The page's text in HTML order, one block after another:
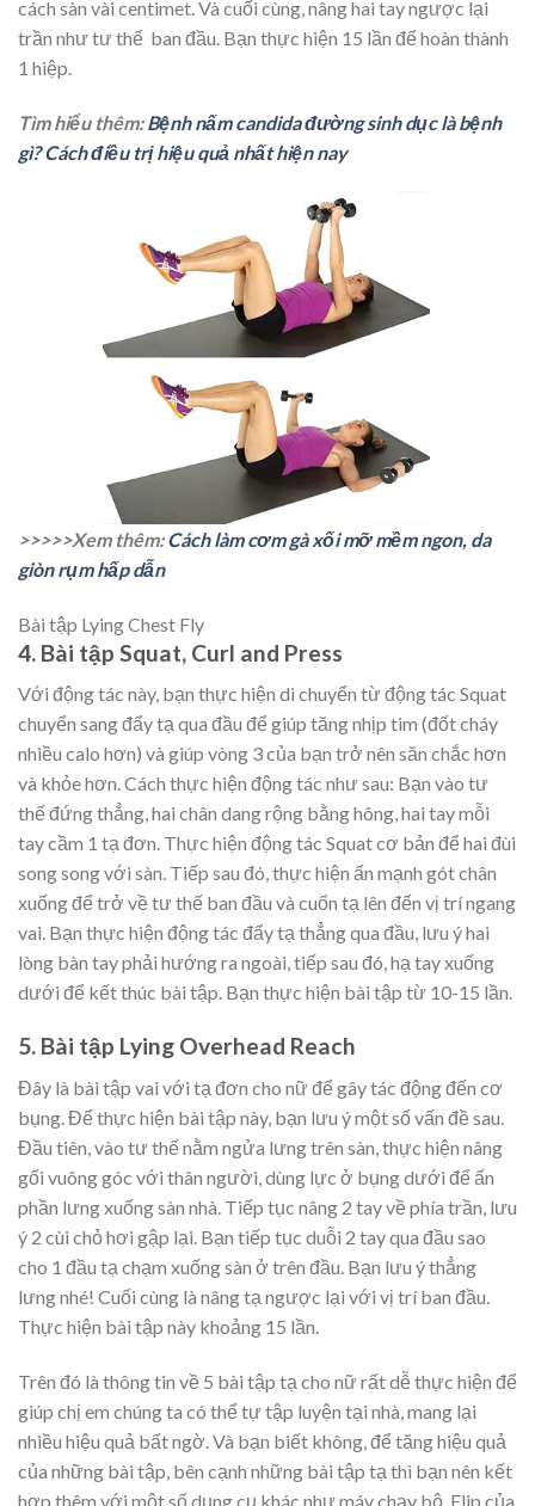
cách sàn vài centimet. Và cuối cùng, nâng hai tay ngược lại
trần như tư thế ban đầu. Bạn thực hiện 15 lần để hoàn thành
1 hiệp.
Tìm hiểu thêm:Bệnh nấm candida đường sinh dục là bệnh
gì? Cách điều trị hiệu quả nhất hiện nay
>>>>>Xem thêm:Cách làm cơm gà xối mỡ mềm ngon, da
giòn rụm hấp dẫn
Bài tập Lying Chest Fly
4. Bài tập Squat, Curl and Press
Với động tác này, bạn thực hiện di chuyển từ động tác Squat
chuyển sang đẩy tạ qua đầu để giúp tăng nhịp tim (đốt cháy
nhiều calo hơn) và giúp vòng 3 của bạn trở nên săn chắc hơn
và khỏe hơn. Cách thực hiện động tác như sau: Bạn vào tư
thế đứng thẳng, hai chân dang rộng bằng hông, hai tay mỗi
tay cầm 1 tạ đơn. Thực hiện động tác Squat cơ bản để hai đùi
song song với sàn. Tiếp sau đó, thực hiện ấn mạnh gót chân
xuống để trở về tư thế ban đầu và cuốn tạ lên đến vị trí ngang
vai. Bạn thực hiện động tác đẩy tạ thẳng qua đầu, lưu ý hai
lòng bàn tay phải hướng ra ngoài, tiếp sau đó, hạ tay xuống
dưới để kết thúc bài tập. Bạn thực hiện bài tập từ 10-15 lần.
5. Bài tập Lying Overhead Reach
Đây là bài tập vai với tạ đơn cho nữ để gây tác động đến cơ
bụng. Để thực hiện bài tập này, bạn lưu ý một số vấn đề sau.
Đầu tiên, vào tư thế nằm ngửa lưng trên sàn, thực hiện nâng
gối vuông góc với thân người, dùng lực ở bụng dưới để ấn
phần lưng xuống sàn nhà. Tiếp tục nâng 2 tay về phía trần, lưu
ý 2 cùi chỏ hơi gập lại. Bạn tiếp tục duỗi 2 tay qua đầu sao
cho 1 đầu tạ chạm xuống sàn ở trên đầu. Bạn lưu ý thẳng
lưng nhé! Cuối cùng là nâng tạ ngược lại với vị trí ban đầu.
Thực hiện bài tập này khoảng 15 lần.
Trên đó là thông tin về 5 bài tập tạ cho nữ rất dễ thực hiện để
giúp chị em chúng ta có thể tự tập luyện tại nhà, mang lại
nhiều hiệu quả bất ngờ. Và bạn biết không, để tăng hiệu quả
của những bài tập, bên cạnh những bài tập tạ thì bạn nên kết
hợp thêm với một số dụng cụ khác như máy chạy bộ Elip của